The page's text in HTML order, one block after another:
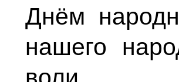
Днём
нашего